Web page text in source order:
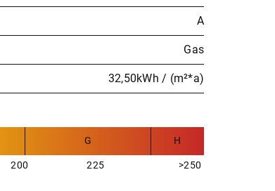
A
Gas
32,50kWh / (m²*a)
G H
200 225 >250